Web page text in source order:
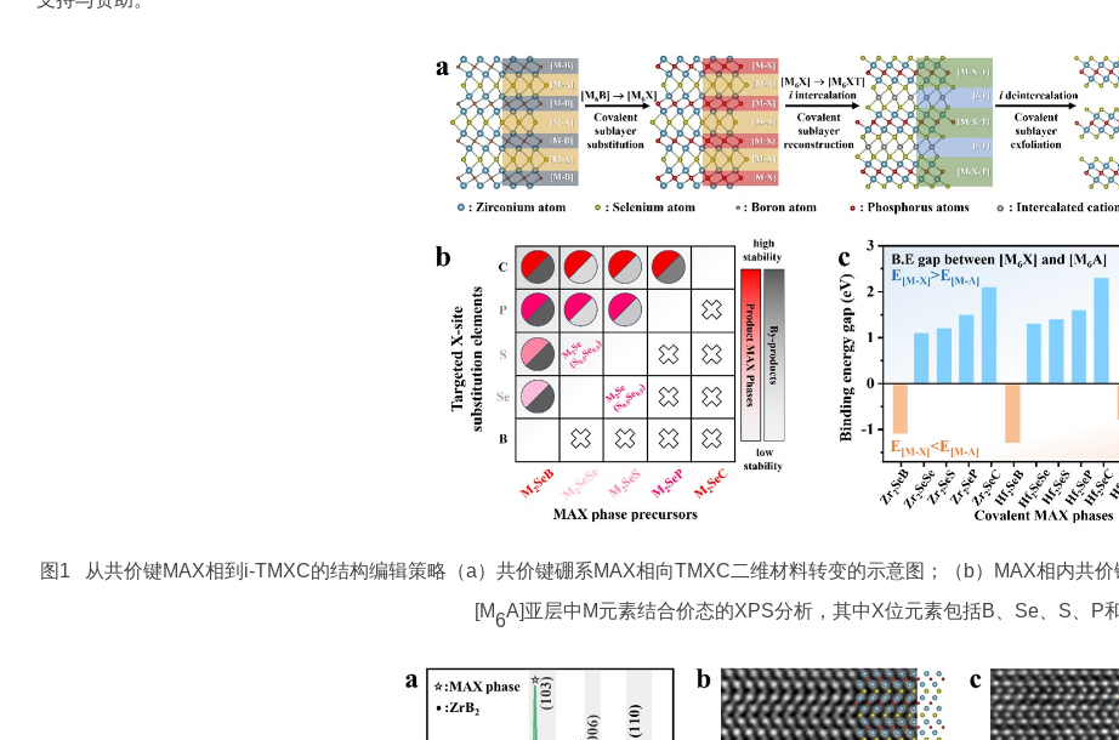
图1 从共价键MAX相到i-TMXC的结构编辑策略（a）共价键硼系MAX相向TMXC二维材料转变的示意图；（b）MAX相内共
[M6A]亚层中M元素结合价态的XPS分析，其中X位元素包括B、Se、S、P和